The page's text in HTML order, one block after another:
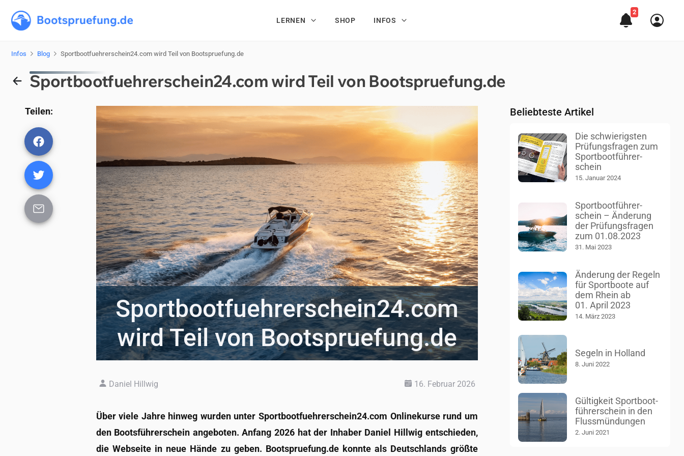
LERNEN SHOP INFOS
2
Infos Blog Sport­boot­fueh­rer­schein24.com wird Teil von Boots­prue­fung.de
Sport­boot­fueh­rer­schein24.com wird Teil von Boots­prue­fung.de
Teilen:
Sport­boot­fueh­rer­schein24.com
wird Teil von Boots­prue­fung.de
Daniel Hillwig 16. Februar 2026
Über vie­le Jah­re hin­weg wur­den un­ter Sport­boot­fueh­rer­schein24.com On­line­kur­se rund um
den Boots­füh­rer­schein an­ge­bo­ten. An­fang 2026 hat der In­ha­ber Da­ni­el Hill­wig ent­schie­den,
die Web­sei­te in neue Hän­de zu ge­ben. Boots­prue­fung.de konn­te als Deutsch­lands größ­te
Beliebteste Artikel
Die schwie­rigs­ten
Prü­fungs­fra­gen zum
Sport­boot­füh­rer­
schein
15. Januar 2024
Sport­boot­füh­rer­
schein – Än­de­rung
der Prü­fungs­fra­gen
zum 01.08.2023
31. Mai 2023
Än­de­rung der Re­geln
für Sport­boo­te auf
dem Rhein ab
01. April 2023
14. März 2023
Se­geln in Hol­land
8. Juni 2022
Gül­tig­keit Sport­boot­
füh­rer­schein in den
Fluss­mün­dun­gen
2. Juni 2021